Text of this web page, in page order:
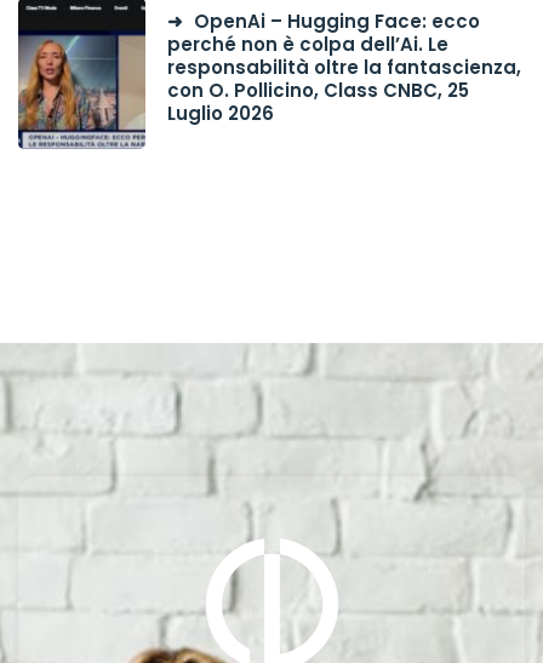
OpenAi – Hugging Face: ecco
perché non è colpa dell’Ai. Le
responsabilità oltre la fantascienza,
con O. Pollicino, Class CNBC, 25
Luglio 2026